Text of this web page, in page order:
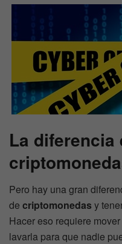
La diferencia
Pero hay una gran
de criptomonedas y
Hacer eso requiere
lavarla para que nadie